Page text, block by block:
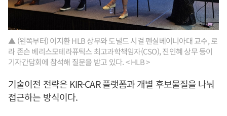
▲ (왼쪽부터) 이지환 HLB 상무와 도널드 시걸 펜실베이니아대 교수, 로
라 존슨 베리스모테라퓨틱스 최고과학책임자(CSO), 진인혜 상무 등이
기자간담회에 참석해 질문을 받고 있다. < HLB >
기술이전 전략은 KIR-CAR 플랫폼과 개별 후보물질을 나눠
접근하는 방식이다.